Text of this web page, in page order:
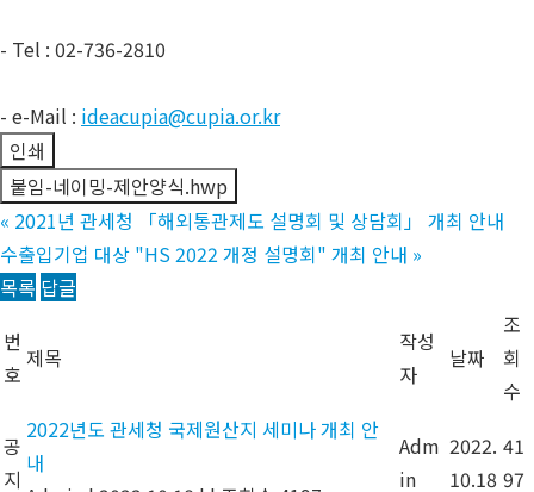
- Tel : 02-736-2810
- e-Mail : ideacupia@cupia.or.kr
인쇄
붙임-네이밍-제안양식.hwp
« 2021년 관세청 「해외통관제도 설명회 및 상담회」 개최 안내
수출입기업 대상 "HS 2022 개정 설명회" 개최 안내 »
목록 답글
번
호
제목
작성
자
날짜
조
회
수
공
지
2022년도 관세청 국제원산지 세미나 개최 안
내
Adm
in
2022.
10.18
41
97